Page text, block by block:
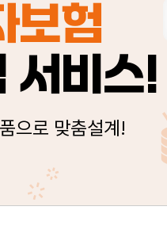
보험
서비스!
으로 맞춤설계!